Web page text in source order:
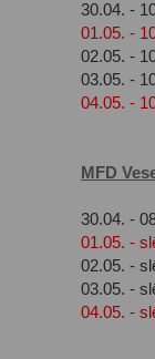
30.04. -
01.05. -
02.05. -
03.05. -
04.05. -
MFD
30.04. -
01.05. -
02.05. -
03.05. -
04.05. -